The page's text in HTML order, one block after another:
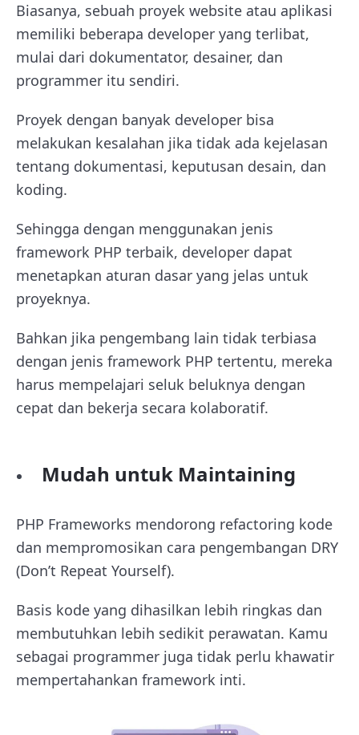
Biasanya, sebuah proyek website atau aplikasi
memiliki beberapa developer yang terlibat,
mulai dari dokumentator, desainer, dan
programmer itu sendiri.
Proyek dengan banyak developer bisa
melakukan kesalahan jika tidak ada kejelasan
tentang dokumentasi, keputusan desain, dan
koding.
Sehingga dengan menggunakan jenis
framework PHP terbaik, developer dapat
menetapkan aturan dasar yang jelas untuk
proyeknya.
Bahkan jika pengembang lain tidak terbiasa
dengan jenis framework PHP tertentu, mereka
harus mempelajari seluk beluknya dengan
cepat dan bekerja secara kolaboratif.
Mudah untuk Maintaining
PHP Frameworks mendorong refactoring kode
dan mempromosikan cara pengembangan DRY
(Don’t Repeat Yourself).
Basis kode yang dihasilkan lebih ringkas dan
membutuhkan lebih sedikit perawatan. Kamu
sebagai programmer juga tidak perlu khawatir
mempertahankan framework inti.